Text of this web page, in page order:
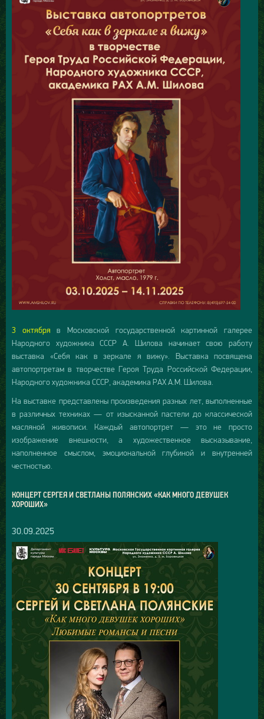
3 октября в Московской государственной картинной галерее
Народного художника СССР А. Шилова начинает свою работу
выставка «Себя как в зеркале я вижу». Выставка посвящена
автопортретам в творчестве Героя Труда Российской Федерации,
Народного художника СССР, академика РАХ А.М. Шилова.
На выставке представлены произведения разных лет, выполненные
в различных техниках — от изысканной пастели до классической
масляной живописи. Каждый автопортрет — это не просто
изображение внешности, а художественное высказывание,
наполненное смыслом, эмоциональной глубиной и внутренней
честностью.
КОНЦЕРТ СЕРГЕЯ И СВЕТЛАНЫ ПОЛЯНСКИХ «КАК МНОГО ДЕВУШЕК
ХОРОШИХ»
30.09.2025